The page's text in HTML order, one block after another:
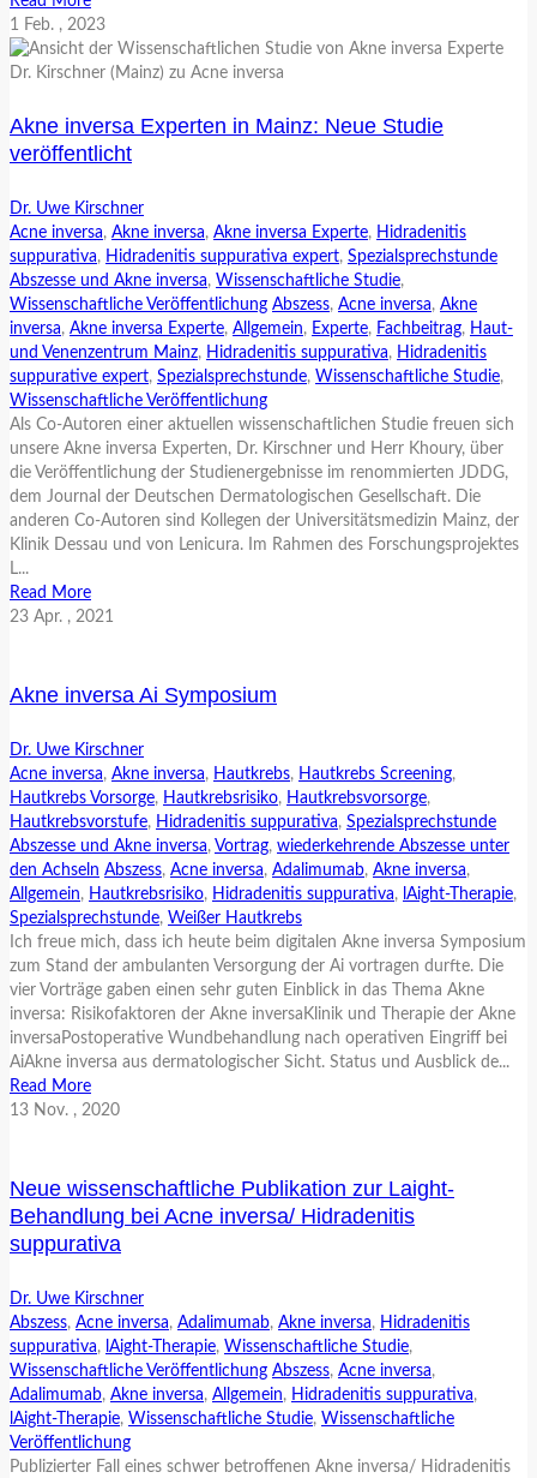
1
Feb. , 2023
Akne inversa Experten in Mainz: Neue Studie
veröffentlicht
Dr. Uwe Kirschner
Acne inversa, Akne inversa, Akne inversa Experte, Hidradenitis
suppurativa, Hidradenitis suppurativa expert, Spezialsprechstunde
Abszesse und Akne inversa, Wissenschaftliche Studie,
Wissenschaftliche Veröffentlichung Abszess, Acne inversa, Akne
inversa, Akne inversa Experte, Allgemein, Experte, Fachbeitrag, Haut-
und Venenzentrum Mainz, Hidradenitis suppurativa, Hidradenitis
suppurative expert, Spezialsprechstunde, Wissenschaftliche Studie,
Wissenschaftliche Veröffentlichung
Als Co-Autoren einer aktuellen wissenschaftlichen Studie freuen sich
unsere Akne inversa Experten, Dr. Kirschner und Herr Khoury, über
die Veröffentlichung der Studienergebnisse im renommierten JDDG,
dem Journal der Deutschen Dermatologischen Gesellschaft. Die
anderen Co-Autoren sind Kollegen der Universitätsmedizin Mainz, der
Klinik Dessau und von Lenicura. Im Rahmen des Forschungsprojektes
L...
Read More
23 Apr. , 2021
Akne inversa Ai Symposium
Dr. Uwe Kirschner
Acne inversa, Akne inversa, Hautkrebs, Hautkrebs Screening,
Hautkrebs Vorsorge, Hautkrebsrisiko, Hautkrebsvorsorge,
Hautkrebsvorstufe, Hidradenitis suppurativa, Spezialsprechstunde
Abszesse und Akne inversa, Vortrag, wiederkehrende Abszesse unter
den Achseln Abszess, Acne inversa, Adalimumab, Akne inversa,
Allgemein, Hautkrebsrisiko, Hidradenitis suppurativa, lAight-Therapie,
Spezialsprechstunde, Weißer Hautkrebs
Ich freue mich, dass ich heute beim digitalen Akne inversa Symposium
zum Stand der ambulanten Versorgung der Ai vortragen durfte. Die
vier Vorträge gaben einen sehr guten Einblick in das Thema Akne
inversa: Risikofaktoren der Akne inversaKlinik und Therapie der Akne
inversaPostoperative Wundbehandlung nach operativen Eingriff bei
AiAkne inversa aus dermatologischer Sicht. Status und Ausblick de...
Read More
13 Nov. , 2020
Neue wissenschaftliche Publikation zur Laight-
Behandlung bei Acne inversa/ Hidradenitis
suppurativa
Dr. Uwe Kirschner
Abszess, Acne inversa, Adalimumab, Akne inversa, Hidradenitis
suppurativa, lAight-Therapie, Wissenschaftliche Studie,
Wissenschaftliche Veröffentlichung Abszess, Acne inversa,
Adalimumab, Akne inversa, Allgemein, Hidradenitis suppurativa,
lAight-Therapie, Wissenschaftliche Studie, Wissenschaftliche
Veröffentlichung
Publizierter Fall eines schwer betroffenen Akne inversa/ Hidradenitis